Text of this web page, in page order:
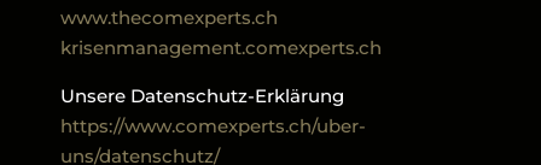
www.thecomexperts.ch
krisenmanagement.comexperts.ch
Unsere Datenschutz-Erklärung
https://www.comexperts.ch/uber-
uns/datenschutz/